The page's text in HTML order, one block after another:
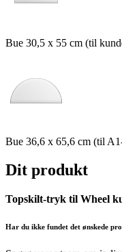
Bue 30,5 x 55 cm (til
Bue 36,6 x 65,6 cm (til
Dit produkt
Topskilt-tryk til Wheel
Har du ikke fundet det ønskede